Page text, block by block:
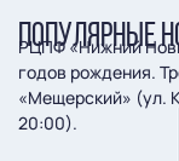
РЦПФ «Нижний
годов рождения.
«Мещерский» (ул.
20:00).
ПОПУЛЯРНЫЕ